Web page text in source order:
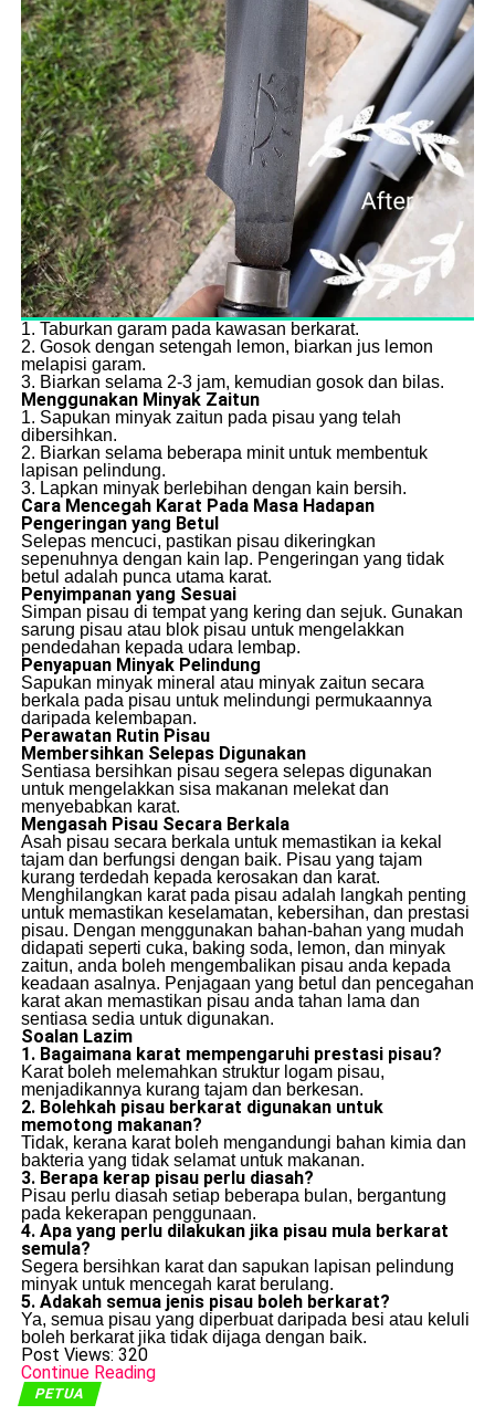
1. Taburkan garam pada kawasan berkarat.
2. Gosok dengan setengah lemon, biarkan jus lemon
melapisi garam.
3. Biarkan selama 2-3 jam, kemudian gosok dan bilas.
Menggunakan Minyak Zaitun
1. Sapukan minyak zaitun pada pisau yang telah
dibersihkan.
2. Biarkan selama beberapa minit untuk membentuk
lapisan pelindung.
3. Lapkan minyak berlebihan dengan kain bersih.
Cara Mencegah Karat Pada Masa Hadapan
Pengeringan yang Betul
Selepas mencuci, pastikan pisau dikeringkan
sepenuhnya dengan kain lap. Pengeringan yang tidak
betul adalah punca utama karat.
Penyimpanan yang Sesuai
Simpan pisau di tempat yang kering dan sejuk. Gunakan
sarung pisau atau blok pisau untuk mengelakkan
pendedahan kepada udara lembap.
Penyapuan Minyak Pelindung
Sapukan minyak mineral atau minyak zaitun secara
berkala pada pisau untuk melindungi permukaannya
daripada kelembapan.
Perawatan Rutin Pisau
Membersihkan Selepas Digunakan
Sentiasa bersihkan pisau segera selepas digunakan
untuk mengelakkan sisa makanan melekat dan
menyebabkan karat.
Mengasah Pisau Secara Berkala
Asah pisau secara berkala untuk memastikan ia kekal
tajam dan berfungsi dengan baik. Pisau yang tajam
kurang terdedah kepada kerosakan dan karat.
Menghilangkan karat pada pisau adalah langkah penting
untuk memastikan keselamatan, kebersihan, dan prestasi
pisau. Dengan menggunakan bahan-bahan yang mudah
didapati seperti cuka, baking soda, lemon, dan minyak
zaitun, anda boleh mengembalikan pisau anda kepada
keadaan asalnya. Penjagaan yang betul dan pencegahan
karat akan memastikan pisau anda tahan lama dan
sentiasa sedia untuk digunakan.
Soalan Lazim
1. Bagaimana karat mempengaruhi prestasi pisau?
Karat boleh melemahkan struktur logam pisau,
menjadikannya kurang tajam dan berkesan.
2. Bolehkah pisau berkarat digunakan untuk
memotong makanan?
Tidak, kerana karat boleh mengandungi bahan kimia dan
bakteria yang tidak selamat untuk makanan.
3. Berapa kerap pisau perlu diasah?
Pisau perlu diasah setiap beberapa bulan, bergantung
pada kekerapan penggunaan.
4. Apa yang perlu dilakukan jika pisau mula berkarat
semula?
Segera bersihkan karat dan sapukan lapisan pelindung
minyak untuk mencegah karat berulang.
5. Adakah semua jenis pisau boleh berkarat?
Ya, semua pisau yang diperbuat daripada besi atau keluli
boleh berkarat jika tidak dijaga dengan baik.
Post Views: 320
Continue Reading
PETUA